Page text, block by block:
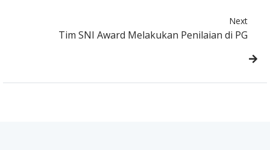
Next
Tim SNI Award Melakukan Penilaian di PG